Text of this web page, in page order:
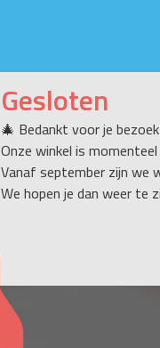
Gesloten
🎄 Bedankt voor je
Onze winkel is
Vanaf september zijn we
We hopen je dan weer te